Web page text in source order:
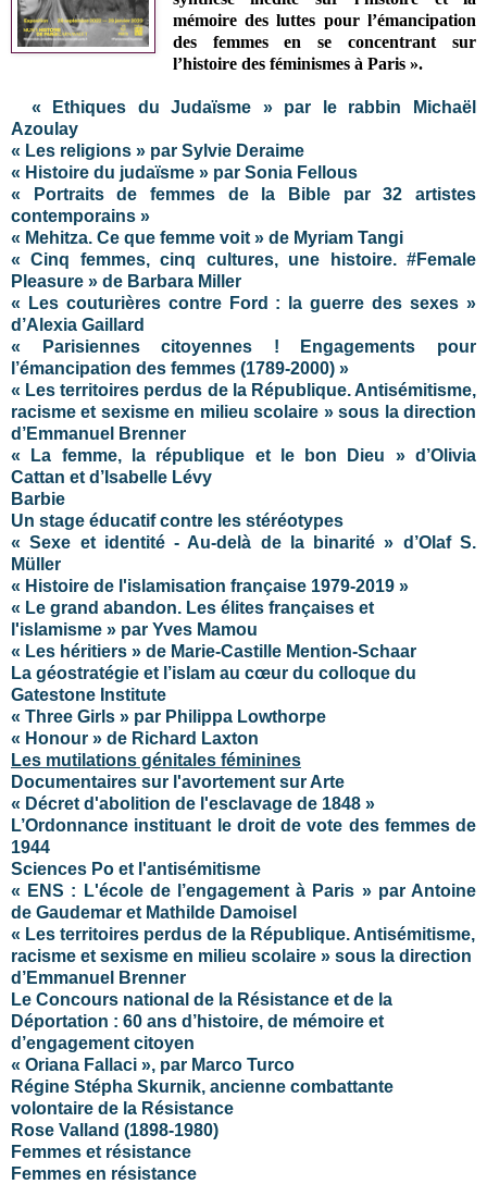
mémoire des luttes pour l’émancipation
des femmes en se concentrant sur
l’histoire des féminismes à Paris ».
« Ethiques du Judaïsme » par le rabbin Michaël
Azoulay
« Les religions » par Sylvie Deraime
« Histoire du judaïsme » par Sonia Fellous
« Portraits de femmes de la Bible par 32 artistes
contemporains »
« Mehitza. Ce que femme voit » de Myriam Tangi
« Cinq femmes, cinq cultures, une histoire. #Female
Pleasure » de Barbara Miller
« Les couturières contre Ford : la guerre des sexes »
d’Alexia Gaillard
« Parisiennes citoyennes ! Engagements pour
l’émancipation des femmes (1789-2000) »
« Les territoires perdus de la République. Antisémitisme,
racisme et sexisme en milieu scolaire » sous la direction
d’Emmanuel Brenner
« La femme, la république et le bon Dieu » d’Olivia
Cattan et d’Isabelle Lévy
Barbie
Un stage éducatif contre les stéréotypes
« Sexe et identité - Au-delà de la binarité » d’Olaf S.
Müller
« Histoire de l'islamisation française 1979-2019 »
« Le grand abandon. Les élites françaises et
l'islamisme » par Yves Mamou
« Les héritiers » de Marie-Castille Mention-Schaar
La géostratégie et l’islam au cœur du colloque du
Gatestone Institute
« Three Girls » par Philippa Lowthorpe
« Honour » de Richard Laxton
Les mutilations génitales féminines
Documentaires sur l'avortement sur Arte
« Décret d'abolition de l'esclavage de 1848 »
L’Ordonnance instituant le droit de vote des femmes de
1944
Sciences Po et l'antisémitisme
« ENS : L'école de l’engagement à Paris » par Antoine
de Gaudemar et Mathilde Damoisel
« Les territoires perdus de la République. Antisémitisme,
racisme et sexisme en milieu scolaire » sous la direction
d’Emmanuel Brenner
Le Concours national de la Résistance et de la
Déportation : 60 ans d’histoire, de mémoire et
d’engagement citoyen
« Oriana Fallaci », par Marco Turco
Régine Stépha Skurnik, ancienne combattante
volontaire de la Résistance
Rose Valland (1898-1980)
Femmes et résistance
Femmes en résistance